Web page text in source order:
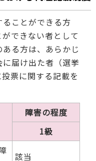
ことができる方
できない者として
る方は、あらかじ
届け出た者（選挙
票に関する記載を
障害の程度
1級
該当